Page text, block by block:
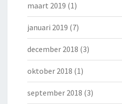
maart 2019 (1)
januari 2019 (7)
december 2018 (3)
oktober 2018 (1)
september 2018 (3)